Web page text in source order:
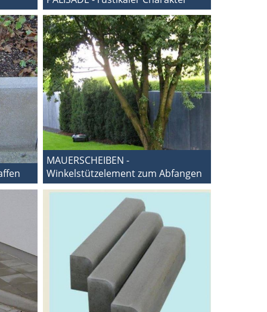
MAUERSCHEIBEN -
Winkelstützelement zum Abfangen